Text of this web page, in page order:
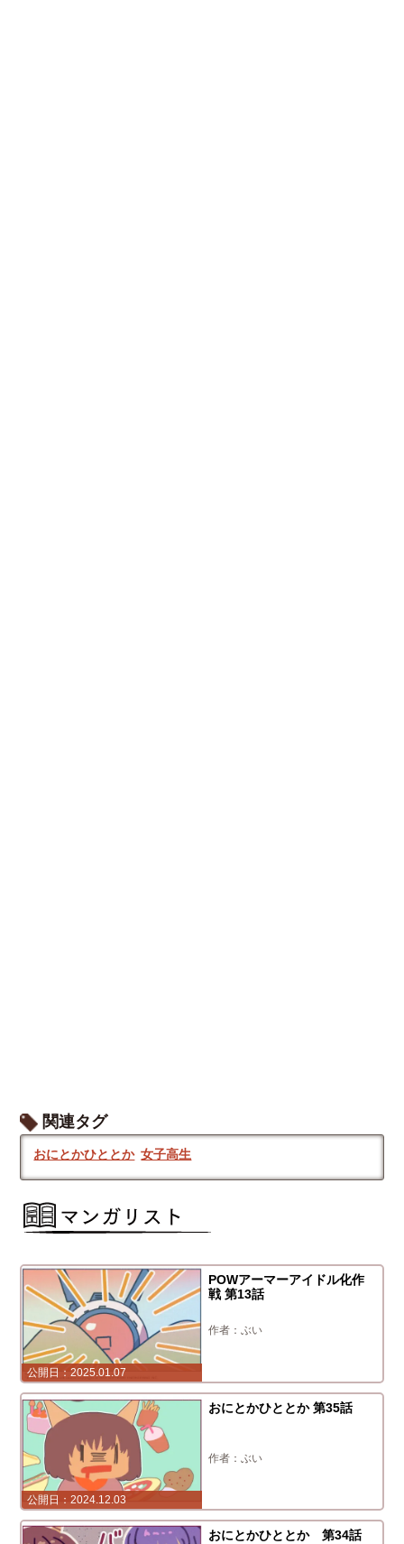
関連タグ
おにとかひととか 女子高生
2025.01.07
POWアーマーアイドル化作
戦 第13話
ぶい
2024.12.03
おにとかひととか 第35話
ぶい
おにとかひととか 第34話